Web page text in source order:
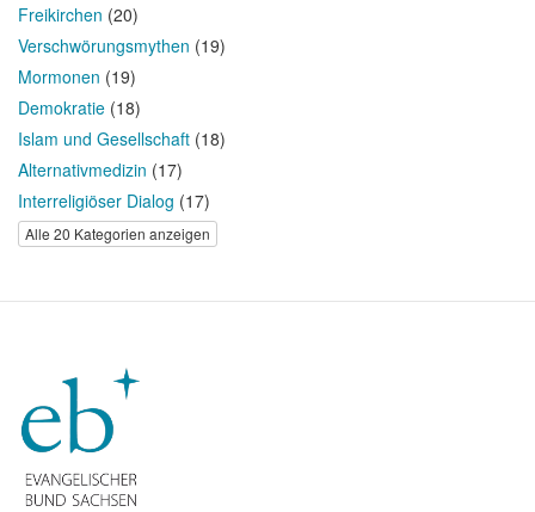
Freikirchen (20)
Verschwörungsmythen (19)
Mormonen (19)
Demokratie (18)
Islam und Gesellschaft (18)
Alternativmedizin (17)
Interreligiöser Dialog (17)
Alle 20 Kategorien anzeigen